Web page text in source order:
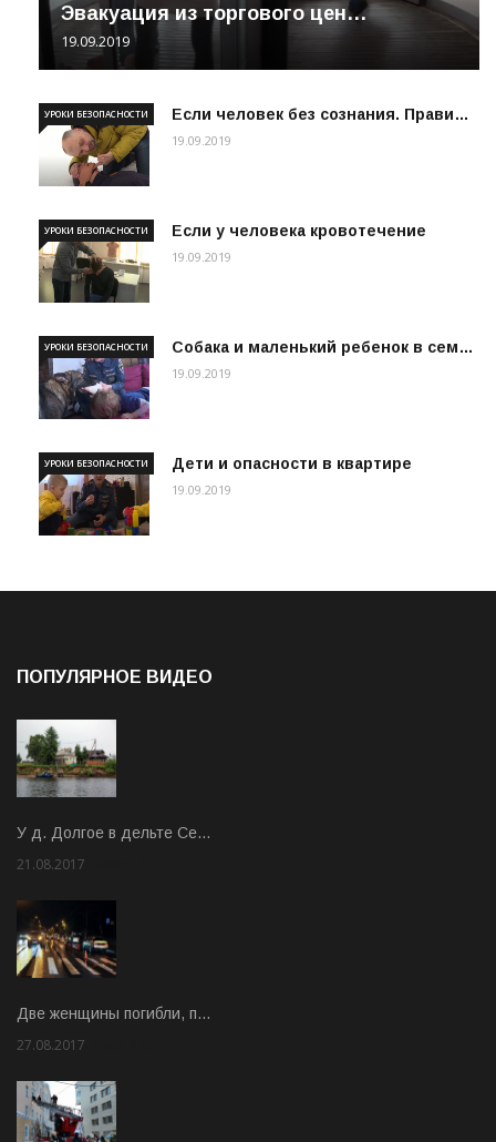
Эвакуация из торгового цен…
19.09.2019
Если человек без сознания. Прави…
УРОКИ БЕЗОПАСНОСТИ
19.09.2019
Если у человека кровотечение
УРОКИ БЕЗОПАСНОСТИ
19.09.2019
Собака и маленький ребенок в сем…
УРОКИ БЕЗОПАСНОСТИ
19.09.2019
Дети и опасности в квартире
УРОКИ БЕЗОПАСНОСТИ
19.09.2019
ПОПУЛЯРНОЕ ВИДЕО
У д. Долгое в дельте Се…
21.08.2017
Две женщины погибли, п…
27.08.2017